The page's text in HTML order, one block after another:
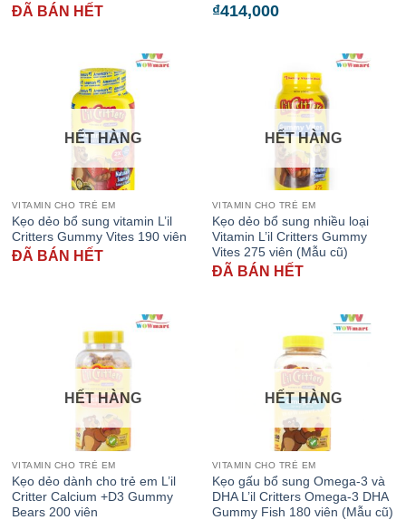
ĐÃ BÁN HẾT ₫414,000
HẾT HÀNG
VITAMIN CHO TRẺ EM
Kẹo dẻo bổ sung vitamin L’il
Critters Gummy Vites 190 viên
ĐÃ BÁN HẾT
HẾT HÀNG
VITAMIN CHO TRẺ EM
Kẹo dẻo bổ sung nhiều loại
Vitamin L’il Critters Gummy
Vites 275 viên (Mẫu cũ)
ĐÃ BÁN HẾT
HẾT HÀNG
VITAMIN CHO TRẺ EM
Kẹo dẻo dành cho trẻ em L’il
Critter Calcium +D3 Gummy
Bears 200 viên
HẾT HÀNG
VITAMIN CHO TRẺ EM
Kẹo gấu bổ sung Omega-3 và
DHA L’il Critters Omega-3 DHA
Gummy Fish 180 viên (Mẫu cũ)